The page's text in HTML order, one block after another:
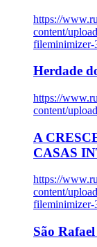
https://
content/
fileminimizer-
Herdade
https://
content/
A
CASAS
https://
content/
fileminimizer-
São